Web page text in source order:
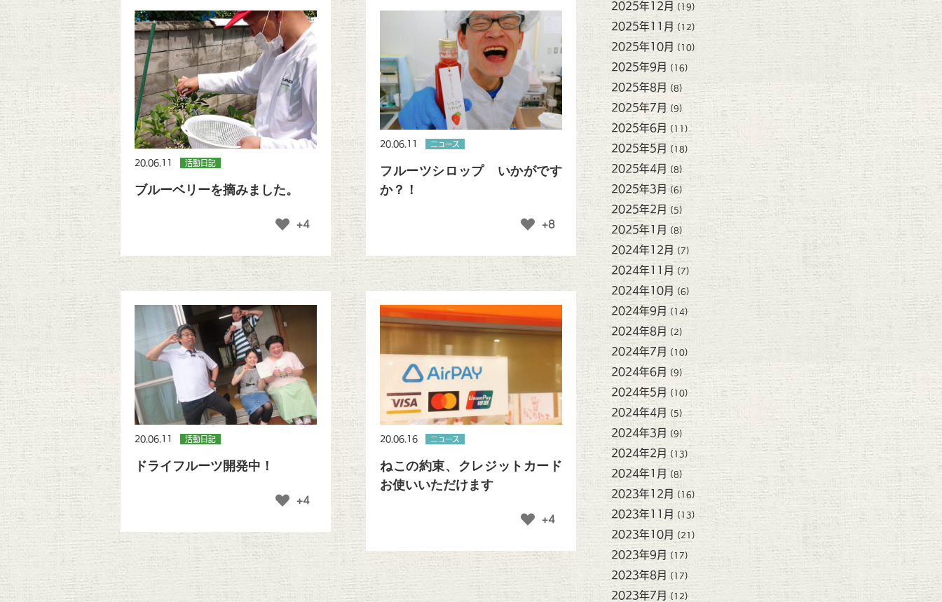
20.06.11 活動日記
ブルーベリーを摘みました。
+4
20.06.11 ニュース
フルーツシロップ いかがです
か？！
+8
20.06.11 活動日記
ドライフルーツ開発中！
+4
20.06.16 ニュース
ねこの約束、クレジットカード
お使いいただけます
+4
2025年12月 (19)
2025年11月 (12)
2025年10月 (10)
2025年9月 (16)
2025年8月 (8)
2025年7月 (9)
2025年6月 (11)
2025年5月 (18)
2025年4月 (8)
2025年3月(6)
2025年2月 (5)
2025年1月 (8)
2024年12月 (7)
2024年11月 (7)
2024年10月 (6)
2024年9月 (14)
2024年8月 (2)
2024年7月 (10)
2024年6月 (9)
2024年5月 (10)
2024年4月 (5)
2024年3月 (9)
2024年2月 (13)
2024年1月 (8)
2023年12月 (16)
2023年11月 (13)
2023年10月 (21)
2023年9月 (17)
2023年8月 (17)
2023年7月 (12)